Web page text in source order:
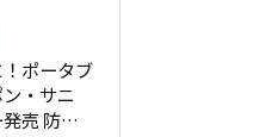
ポータブ
・サニ
発売 防…